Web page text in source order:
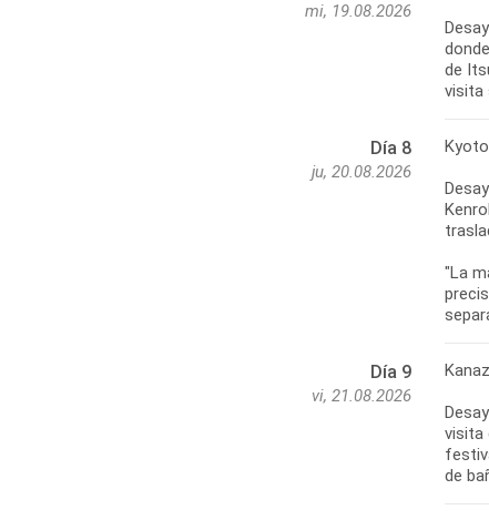
mi, 19.08.2026
de
visita
Día 8
ju, 20.08.2026
"La
Día 9
vi, 21.08.2026
visita
de